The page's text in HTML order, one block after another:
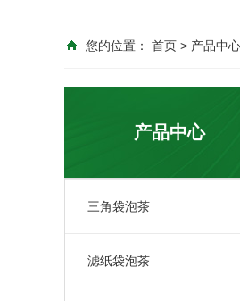
您的位置： 首页 > 产品中心
产品中心
三角袋泡茶
滤纸袋泡茶